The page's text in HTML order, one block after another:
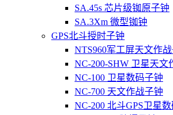
SA.45s 芯片级铷原子钟
SA.3Xm 微型铷钟
GPS北斗授时子钟
NTS960军工屏天文作
NC-200-SHW 卫星天文
NC-100 卫星数码子钟
NC-700 天文作战子钟
NC-200 北斗GPS卫星